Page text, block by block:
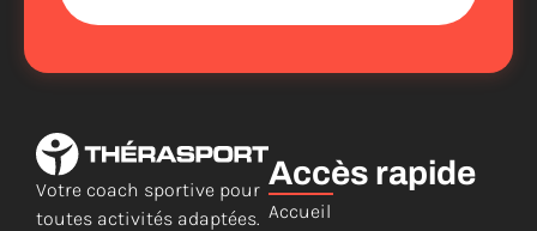
Votre coach sportive pour
toutes activités adaptées.
Accès rapide
Accueil